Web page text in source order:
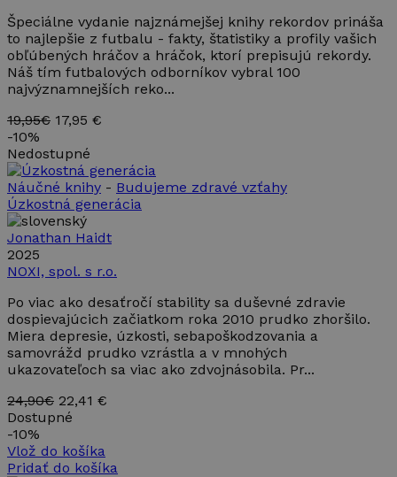
Špeciálne vydanie najznámejšej knihy rekordov prináša
to najlepšie z futbalu - fakty, štatistiky a profily vašich
obľúbených hráčov a hráčok, ktorí prepisujú rekordy.
Náš tím futbalových odborníkov vybral 100
najvýznamnejších reko...
19,95€ 17,95 €
-10%
Nedostupné
Náučné knihy - Budujeme zdravé vzťahy
Úzkostná generácia
Jonathan Haidt
2025
NOXI, spol. s r.o.
Po viac ako desaťročí stability sa duševné zdravie
dospievajúcich začiatkom roka 2010 prudko zhoršilo.
Miera depresie, úzkosti, sebapoškodzovania a
samovrážd prudko vzrástla a v mnohých
ukazovateľoch sa viac ako zdvojnásobila. Pr...
24,90€ 22,41 €
Dostupné
-10%
Vlož do košíka
Pridať do košíka